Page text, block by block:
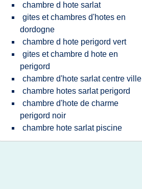
chambre d hote sarlat
gites et chambres d'hotes en
dordogne
chambre d hote perigord vert
gites et chambre d hote en
perigord
chambre d'hote sarlat centre ville
chambre hotes sarlat perigord
chambre d'hote de charme
perigord noir
chambre hote sarlat piscine